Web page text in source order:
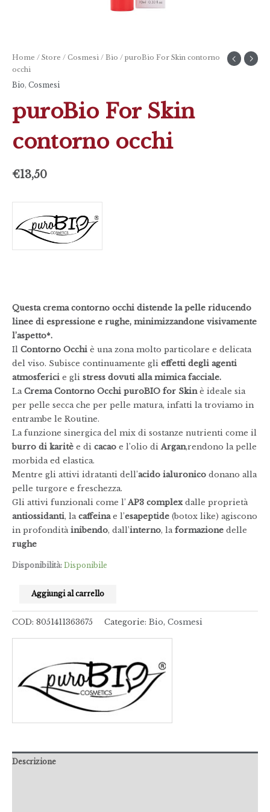
Home / Store / Cosmesi / Bio / puroBio For Skin contorno
occhi
Bio, Cosmesi
puroBio For Skin
contorno occhi
€13,50
Questa crema contorno occhi distende la pelle riducendo
linee di espressione e rughe, minimizzandone visivamente
l’aspetto*.
Il Contorno Occhi è una zona molto particolare e delicata
del viso. Subisce continuamente gli effetti degli agenti
atmosferici e gli stress dovuti alla mimica facciale.
La Crema Contorno Occhi puroBIO for Skinè ideale sia
per pelle secca che per pelle matura, infatti la troviamo in
entrambe le Routine.
La funzione sinergica del mix di sostanze nutrienti come il
burro di karitè e di cacao e l’olio di Argan,rendono la pelle
morbida ed elastica.
Mentre gli attivi idratanti dell’acido ialuronico donano alla
pelle turgore e freschezza.
Gli attivi funzionali come l’ AP3 complexdalle proprietà
antiossidanti, la caffeinae l’esapeptide (botox like) agiscono
in profondità inibendo, dall’interno, la formazione delle
rughe
Disponibilità: Disponibile
Aggiungi al carrello
COD: 8051411363675 Categorie: Bio, Cosmesi
Descrizione